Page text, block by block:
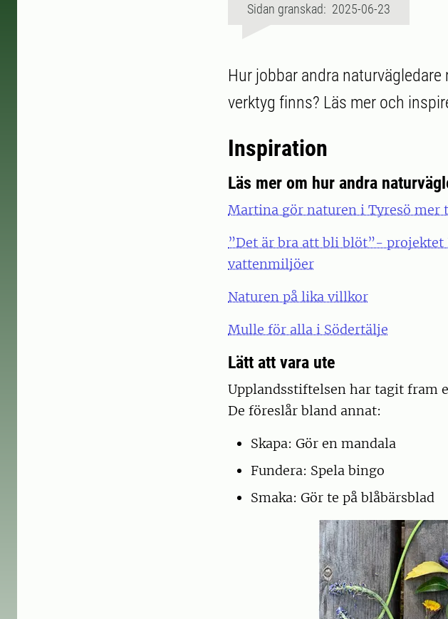
Sidan granskad: 2025-06-23
Hur jobbar andra
verktyg finns? Läs mer och
Inspiration
Läs mer om hur andra
Martina gör naturen i Tyresö mer
”Det är bra att bli blöt”-
vattenmiljöer
Naturen på lika villkor
Mulle för alla i Södertälje
Lätt att vara ute
Upplandsstiftelsen har tagit fram
De föreslår bland annat:
Skapa: Gör en mandala
Fundera: Spela bingo
Smaka: Gör te på blåbärsblad